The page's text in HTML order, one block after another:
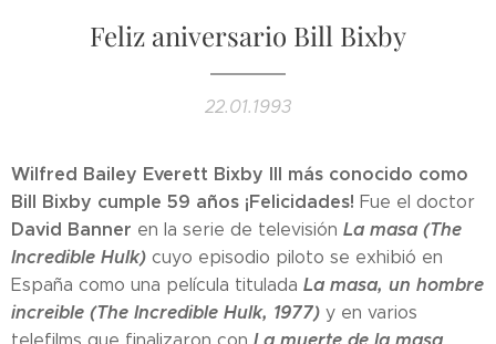
Feliz aniversario Bill Bixby
22.01.1993
Wilfred Bailey Everett Bixby III más conocido como
Bill Bixby cumple 59 años ¡Felicidades! Fue el doctor
David Banner en la serie de televisión La masa (The
Incredible Hulk) cuyo episodio piloto se exhibió en
España como una película titulada La masa, un hombre
increible (The Incredible Hulk, 1977) y en varios